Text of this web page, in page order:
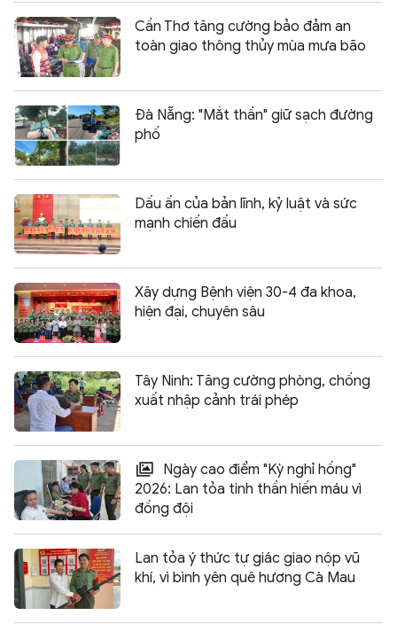
Cần Thơ tăng cường bảo đảm an
toàn giao thông thủy mùa mưa bão
Đà Nẵng: "Mắt thần" giữ sạch đường
phố
Dấu ấn của bản lĩnh, kỷ luật và sức
mạnh chiến đấu
Xây dựng Bệnh viện 30-4 đa khoa,
hiện đại, chuyên sâu
Tây Ninh: Tăng cường phòng, chống
xuất nhập cảnh trái phép
Ngày cao điểm "Kỳ nghỉ hồng"
2026: Lan tỏa tinh thần hiến máu vì
đồng đội
Lan tỏa ý thức tự giác giao nộp vũ
khí, vì bình yên quê hương Cà Mau